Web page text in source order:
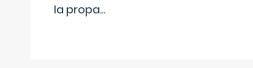
la propa...